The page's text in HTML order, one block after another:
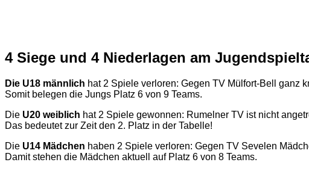
4 Siege und 4 Niederlagen am
Die U18 männlich hat 2 Spiele verloren: Gegen TV Mülfort-Bell ganz
Somit belegen die Jungs Platz 6 von 9 Teams.
Die U20 weiblich hat 2 Spiele gewonnen: Rumelner TV ist nicht
Das bedeutet zur Zeit den 2. Platz in der Tabelle!
Die U14 Mädchen haben 2 Spiele verloren: Gegen TV Sevelen
Damit stehen die Mädchen aktuell auf Platz 6 von 8 Teams.